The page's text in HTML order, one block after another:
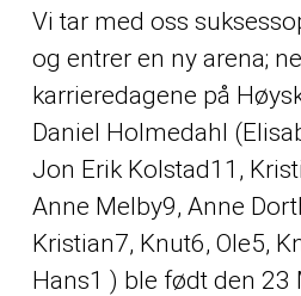
Vi tar med oss
og entrer en ny arena;
karrieredagene på
Daniel Holmedahl
Jon Erik Kolstad11,
Anne Melby9, Anne
Kristian7, Knut6, Ole5,
Hans1 ) ble født den 23